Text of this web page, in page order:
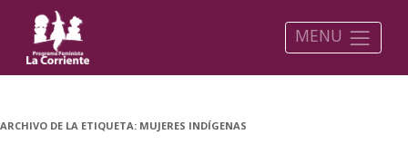
MENU
ARCHIVO DE LA ETIQUETA: MUJERES INDÍGENAS